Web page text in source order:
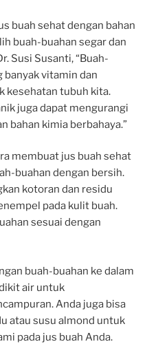
buah sehat dengan bahan
buah-buahan segar dan
Susi Susanti, “Buah-
banyak vitamin dan
kesehatan tubuh kita.
juga dapat mengurangi
bahan kimia berbahaya.”
membuat jus buah sehat
buahan dengan bersih.
kotoran dan residu
pada kulit buah.
sesuai dengan
buah-buahan ke dalam
air untuk
Anda juga bisa
atau susu almond untuk
pada jus buah Anda.